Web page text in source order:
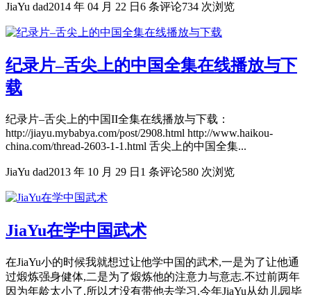
JiaYu dad2014 年 04 月 22 日 6 条评论734 次浏览
纪录片–舌尖上的中国全集在线播放与下
载
纪录片–舌尖上的中国II全集在线播放与下载：
http://jiayu.mybabya.com/post/2908.html http://www.haikou-
china.com/thread-2603-1-1.html 舌尖上的中国全集...
JiaYu dad2013 年 10 月 29 日 1 条评论580 次浏览
JiaYu在学中国武术
在JiaYu小的时候我就想过让他学中国的武术,一是为了让他通
过煅炼强身健体,二是为了煅炼他的注意力与意志.不过前两年
因为年龄太小了,所以才没有带他去学习.今年JiaYu从幼儿园毕